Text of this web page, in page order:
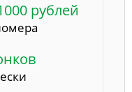
рублей